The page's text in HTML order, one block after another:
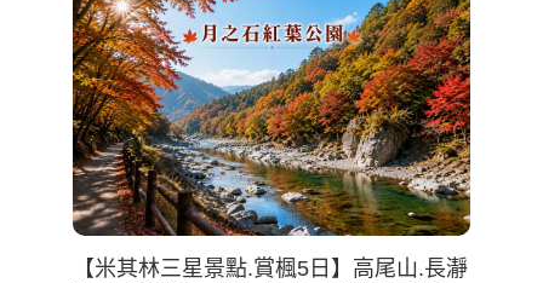
【米其林三星景點.賞楓5日】高尾山.長瀞